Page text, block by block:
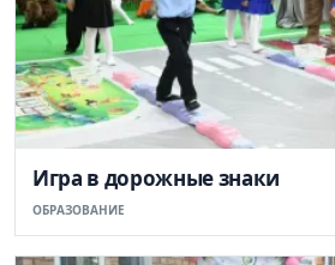
Игра в дорожные знаки
ОБРАЗОВАНИЕ